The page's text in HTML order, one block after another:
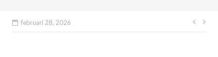
februari 28, 2026